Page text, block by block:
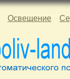
Освещение